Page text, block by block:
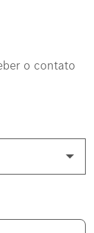
o contato